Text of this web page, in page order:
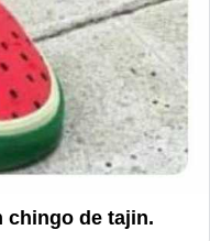
chingo de tajin.